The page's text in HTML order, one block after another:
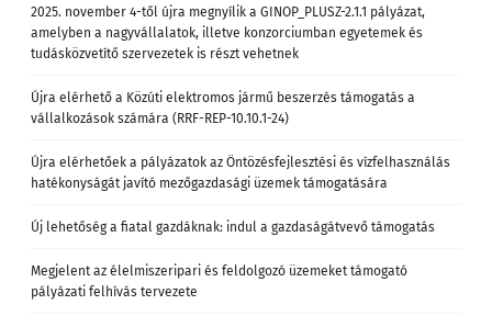
2025. november 4-től újra megnyílik a GINOP_PLUSZ-2.1.1 pályázat,
amelyben a nagyvállalatok, illetve konzorciumban egyetemek és
tudásközvetítő szervezetek is részt vehetnek
Újra elérhető a Közúti elektromos jármű beszerzés támogatás a
vállalkozások számára (RRF-REP-10.10.1-24)
Újra elérhetőek a pályázatok az Öntözésfejlesztési és vízfelhasználás
hatékonyságát javító mezőgazdasági üzemek támogatására
Új lehetőség a fiatal gazdáknak: indul a gazdaságátvevő támogatás
Megjelent az élelmiszeripari és feldolgozó üzemeket támogató
pályázati felhívás tervezete